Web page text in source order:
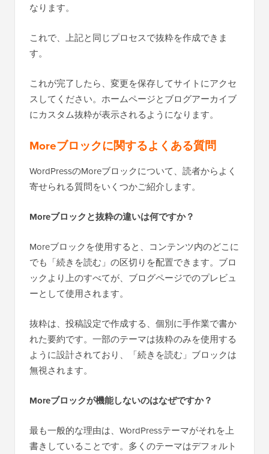
なります。
これで、上記と同じプロセスで抜粋を作成できま
す。
これが完了したら、変更を保存してサイトにアクセ
スしてください。ホームページとブログアーカイブ
にカスタム抜粋が表示されるようになります。
Moreブロックに関するよくある質問
WordPressのMoreブロックについて、読者からよく
寄せられる質問をいくつかご紹介します。
Moreブロックと抜粋の違いは何ですか？
Moreブロックを使用すると、コンテンツ内のどこに
でも「続きを読む」の区切りを配置できます。ブロ
ックより上のすべてが、ブログページでのプレビュ
ーとして使用されます。
抜粋は、投稿設定で作成する、個別に手作業で書か
れた要約です。一部のテーマは抜粋のみを使用する
ように設計されており、「続きを読む」ブロックは
無視されます。
Moreブロックが機能しないのはなぜですか？
最も一般的な理由は、WordPressテーマがそれを上
書きしていることです。多くのテーマはデフォルト